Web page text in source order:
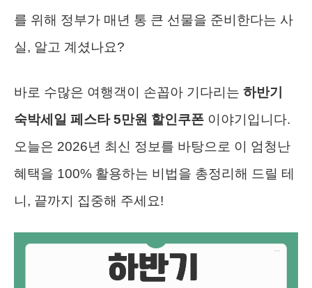
를 위해 정부가 매년 통 큰 선물을 준비한다는 사
실, 알고 계셨나요?
바로 수많은 여행객이 손꼽아 기다리는 하반기
숙박세일 페스타 5만원 할인쿠폰 이야기입니다.
오늘은 2026년 최신 정보를 바탕으로 이 엄청난
혜택을 100% 활용하는 비법을 총정리해 드릴 테
니, 끝까지 집중해 주세요!